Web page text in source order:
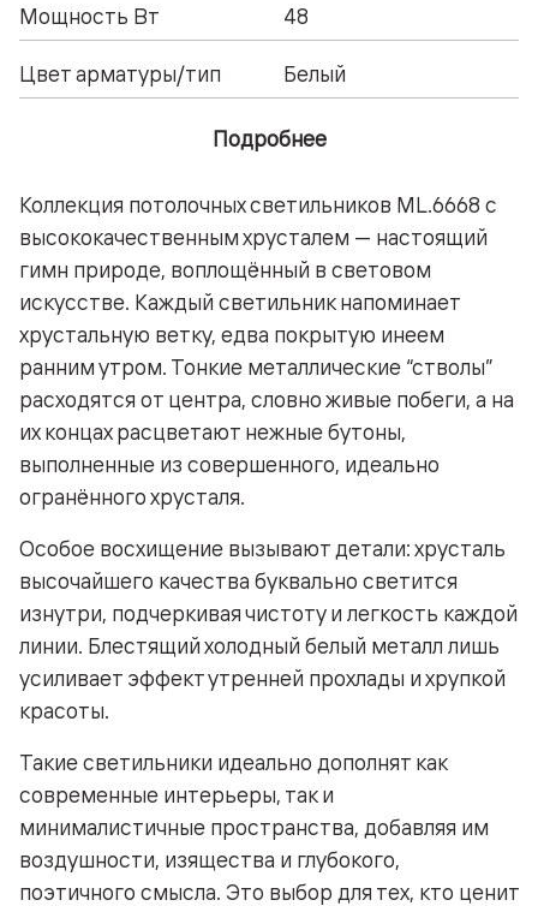
Мощность Вт 48
Цвет арматуры/тип Белый
Подробнее
Коллекция потолочных светильников ML.6668 с
высококачественным хрусталем — настоящий
гимн природе, воплощённый в световом
искусстве. Каждый светильник напоминает
хрустальную ветку, едва покрытую инеем
ранним утром. Тонкие металлические “стволы”
расходятся от центра, словно живые побеги, а на
их концах расцветают нежные бутоны,
выполненные из совершенного, идеально
огранённого хрусталя.
Особое восхищение вызывают детали: хрусталь
высочайшего качества буквально светится
изнутри, подчеркивая чистоту и легкость каждой
линии. Блестящий холодный белый металл лишь
усиливает эффект утренней прохлады и хрупкой
красоты.
Такие светильники идеально дополнят как
современные интерьеры, так и
минималистичные пространства, добавляя им
воздушности, изящества и глубокого,
поэтичного смысла. Это выбор для тех, кто ценит